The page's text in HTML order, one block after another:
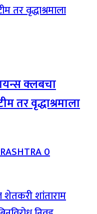
क्लबचा
तर वृद्धाश्रमाला
0